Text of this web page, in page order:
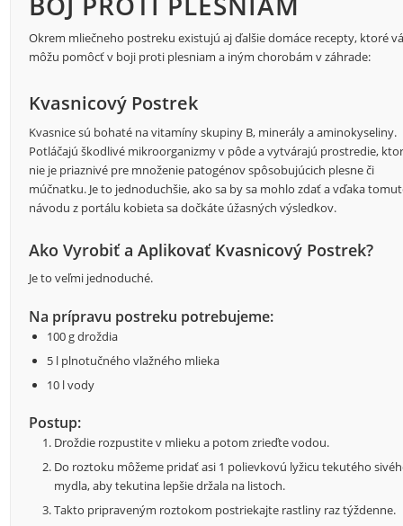
Okrem mliečneho postreku existujú aj ďalšie domáce recepty, ktoré
môžu pomôcť v boji proti plesniam a iným chorobám v záhrade:
Kvasnicový Postrek
Kvasnice sú bohaté na vitamíny skupiny B, minerály a aminokyseliny.
Potláčajú škodlivé mikroorganizmy v pôde a vytvárajú prostredie,
nie je priaznivé pre množenie patogénov spôsobujúcich plesne či
múčnatku. Je to jednoduchšie, ako sa by sa mohlo zdať a vďaka
návodu z portálu kobieta sa dočkáte úžasných výsledkov.
Ako Vyrobiť a Aplikovať Kvasnicový Postrek?
Je to veľmi jednoduché.
Na prípravu postreku potrebujeme:
100 g droždia
5 l plnotučného vlažného mlieka
10 l vody
Postup:
Droždie rozpustite v mlieku a potom zrieďte vodou.
Do roztoku môžeme pridať asi 1 polievkovú lyžicu tekutého
mydla, aby tekutina lepšie držala na listoch.
Takto pripraveným roztokom postriekajte rastliny raz týždenne.